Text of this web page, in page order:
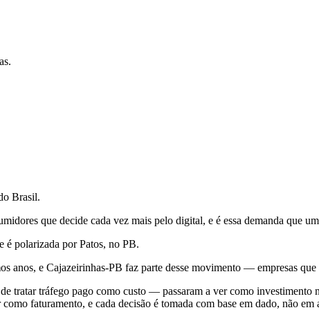
Brasil.
que decide cada vez mais pelo digital, e é essa demanda que
é polarizada por Patos, no PB.
anos, e Cajazeirinhas-PB faz parte desse movimento — empresas
tratar tráfego pago como custo — passaram a ver como
faturamento, e cada decisão é tomada com base em dado, não em